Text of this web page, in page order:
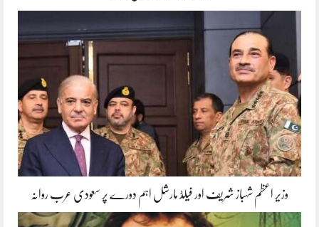
وزیر اعظم شہباز شریف اور فیلڈ مارشل اہم دورے پر سعودی عرب روانہ